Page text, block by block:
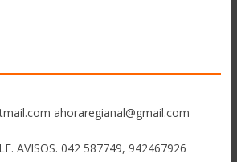
ahoraregianal@gmail.com
AVISOS. 042 587749, 942467926